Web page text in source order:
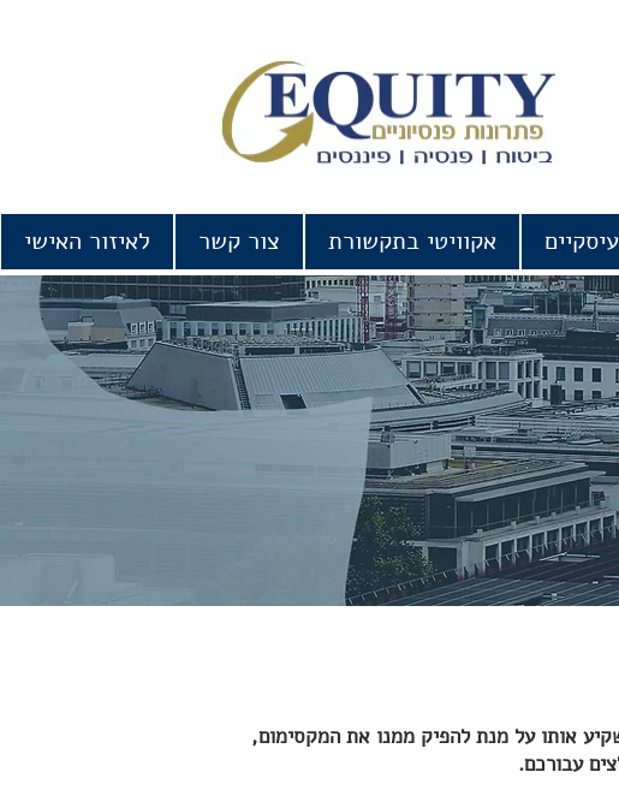
אקוויטי בתקשורת צור קשר לאיזור האישי
אותו על מנת להפיק ממנו את המקסימום,
עבורכם.